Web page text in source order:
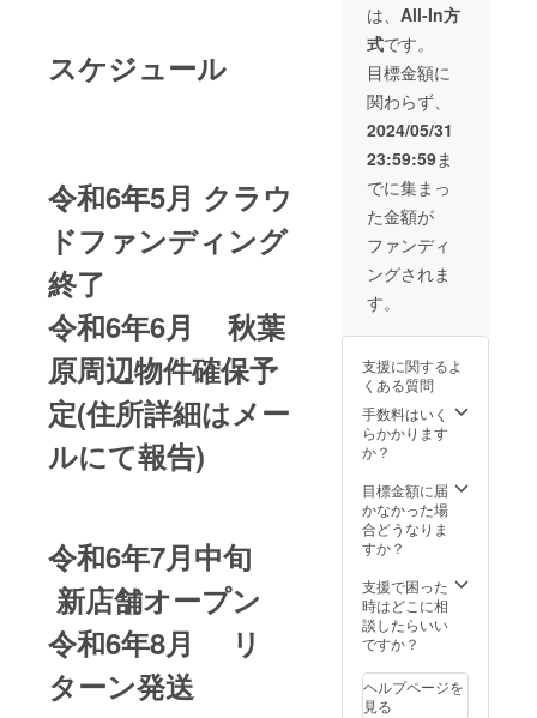
スケジュール
令和6年5月 クラウ
ドファンディング
終了
令和6年6月 秋葉
原周辺物件確保予
定(住所詳細はメー
ルにて報告)
令和6年7月中旬
新店舗オープン
令和6年8月 リ
ターン発送
は、 All-In方
式です。
目標金額に
関わらず、
2024/05/31
23:59:59ま
でに集まっ
た金額が
ファンディ
ングされま
す。
支援に関するよ
くある質問
手数料はいく
らかかります
か？
目標金額に届
かなかった場
合どうなりま
すか？
支援で困った
時はどこに相
談したらいい
ですか？
ヘルプページを
見る